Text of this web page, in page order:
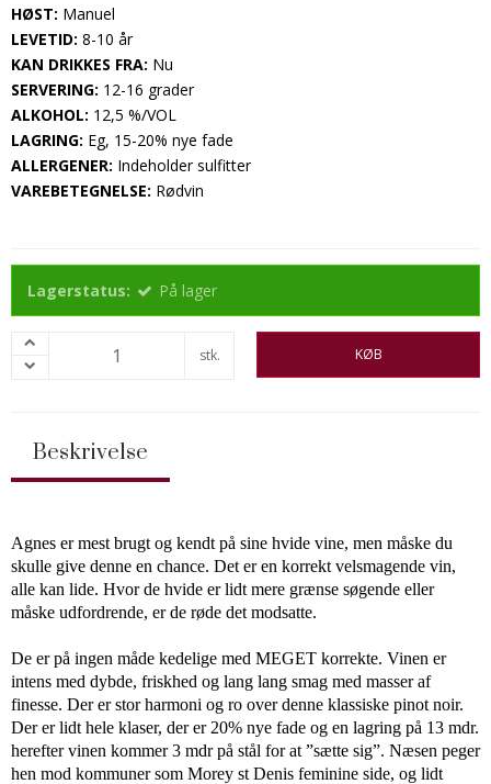
HØST: Manuel
LEVETID: 8-10 år
KAN DRIKKES FRA: Nu
SERVERING: 12-16 grader
ALKOHOL: 12,5 %/VOL
LAGRING: Eg, 15-20% nye fade
ALLERGENER: Indeholder sulfitter
VAREBETEGNELSE: Rødvin
Lagerstatus: På lager
stk. KØB
Beskrivelse
Agnes er mest brugt og kendt på sine hvide vine, men måske du
skulle give denne en chance. Det er en korrekt velsmagende vin,
alle kan lide. Hvor de hvide er lidt mere grænse søgende eller
måske udfordrende, er de røde det modsatte.
De er på ingen måde kedelige med MEGET korrekte. Vinen er
intens med dybde, friskhed og lang lang smag med masser af
finesse. Der er stor harmoni og ro over denne klassiske pinot noir.
Der er lidt hele klaser, der er 20% nye fade og en lagring på 13 mdr.
herefter vinen kommer 3 mdr på stål for at ”sætte sig”. Næsen peger
hen mod kommuner som Morey st Denis feminine side, og lidt